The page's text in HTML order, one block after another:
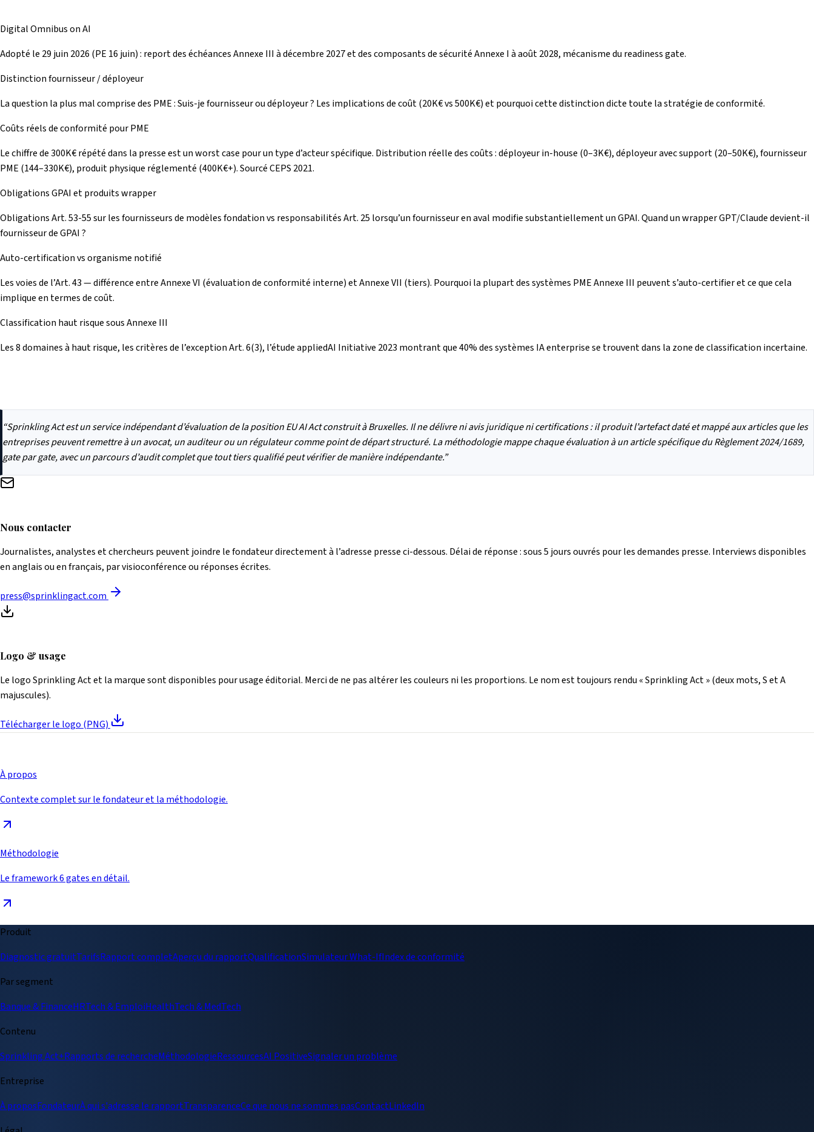
Digital Omnibus on AI
Adopté le 29 juin 2026 (PE 16 juin) : report des échéances Annexe III à décembre 2027 et des composants de sécurité Annexe I à août 2028, mécanisme du readiness gate.
Distinction fournisseur / déployeur
La question la plus mal comprise des PME : Suis-je fournisseur ou déployeur ? Les implications de coût (20K€ vs 500K€) et pourquoi cette distinction dicte toute la stratégie de conformité.
Coûts réels de conformité pour PME
Le chiffre de 300K€ répété dans la presse est un worst case pour un type d’acteur spécifique. Distribution réelle des coûts : déployeur in-house (0–3K€), déployeur avec support (20–50K€), fournisseur
PME (144–330K€), produit physique réglementé (400K€+). Sourcé CEPS 2021.
Obligations GPAI et produits wrapper
Obligations Art. 53-55 sur les fournisseurs de modèles fondation vs responsabilités Art. 25 lorsqu’un fournisseur en aval modifie substantiellement un GPAI. Quand un wrapper GPT/Claude devient-il
fournisseur de GPAI ?
Auto-certification vs organisme notifié
Les voies de l’Art. 43 — différence entre Annexe VI (évaluation de conformité interne) et Annexe VII (tiers). Pourquoi la plupart des systèmes PME Annexe III peuvent s’auto-certifier et ce que cela
implique en termes de coût.
Classification haut risque sous Annexe III
Les 8 domaines à haut risque, les critères de l’exception Art. 6(3), l’étude appliedAI Initiative 2023 montrant que 40% des systèmes IA enterprise se trouvent dans la zone de classification incertaine.
“Sprinkling Act est un service indépendant d’évaluation de la position EU AI Act construit à Bruxelles. Il ne délivre ni avis juridique ni certifications : il produit l’artefact daté et mappé aux articles que les
entreprises peuvent remettre à un avocat, un auditeur ou un régulateur comme point de départ structuré. La méthodologie mappe chaque évaluation à un article spécifique du Règlement 2024/1689,
gate par gate, avec un parcours d’audit complet que tout tiers qualifié peut vérifier de manière indépendante.”
Nous contacter
Journalistes, analystes et chercheurs peuvent joindre le fondateur directement à l’adresse presse ci-dessous. Délai de réponse : sous 5 jours ouvrés pour les demandes presse. Interviews disponibles
en anglais ou en français, par visioconférence ou réponses écrites.
press@sprinklingact.com
Logo & usage
Le logo Sprinkling Act et la marque sont disponibles pour usage éditorial. Merci de ne pas altérer les couleurs ni les proportions. Le nom est toujours rendu « Sprinkling Act » (deux mots, S et A
majuscules).
Télécharger le logo (PNG)
À propos
Contexte complet sur le fondateur et la méthodologie.
Méthodologie
Le framework 6 gates en détail.
Produit
Diagnostic gratuitTarifsRapport completAperçu du rapportQualificationSimulateur What-IfIndex de conformité
Par segment
Banque & FinanceHRTech & EmploiHealthTech & MedTech
Contenu
Sprinkling Act+Rapports de rechercheMéthodologieRessourcesAI PositiveSignaler un problème
Entreprise
À proposFondateurÀ qui s'adresse le rapportTransparenceCe que nous ne sommes pasContactLinkedIn